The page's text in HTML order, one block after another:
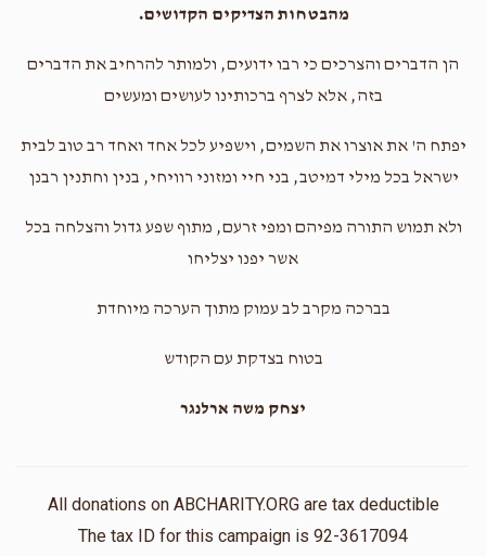
מהבטחות הצדיקים הקדושים.
הן הדברים והצרכים כי רבו ידועים, ולמותר להרחיב את הדברים
בזה, אלא לצרף ברכותינו לעושים ומעשים
יפתח ה' את אוצרו את השמים, וישפיע לכל אחד ואחד רב טוב לבית
ישראל בכל מילי דמיטב, בני חיי ומזוני רוויחי, בנין וחתנין רבנן
ולא תמוש התורה מפיהם ומפי זרעם, מתוף שפע גדול והצלחה בכל
אשר יפנו יצליחו
בברכה מקרב לב עמוק מתוך הערכה מיוחדת
בטוח בצדקת עם הקודש
יצחק משה ארלנגר
All donations on ABCHARITY.ORG are tax deductible
The tax ID for this campaign is 92-3617094